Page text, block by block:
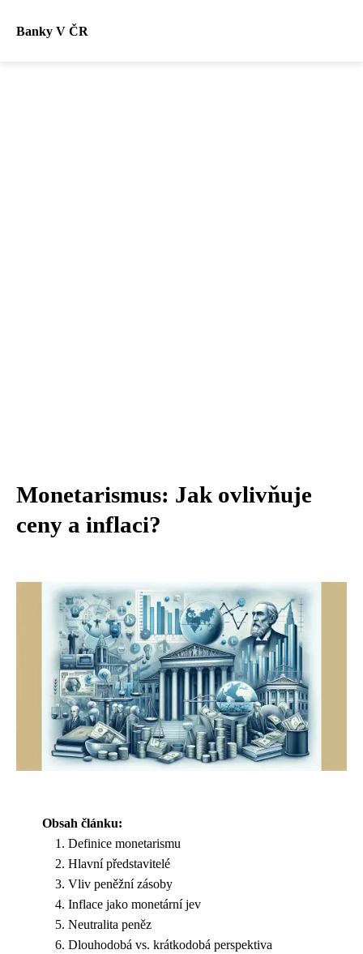
Banky V ČR
Monetarismus: Jak ovlivňuje
ceny a inflaci?
Obsah článku:
Definice monetarismu
Hlavní představitelé
Vliv peněžní zásoby
Inflace jako monetární jev
Neutralita peněz
Dlouhodobá vs. krátkodobá perspektiva